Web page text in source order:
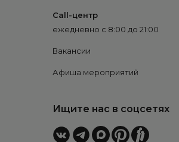
Call-центр
ежедневно с 8:00 до 21:00
Вакансии
Афиша мероприятий
Ищите нас в соцсетях